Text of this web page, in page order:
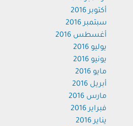
أكتوبر 2016
سبتمبر 2016
أغسطس 2016
يوليو 2016
يونيو 2016
مايو 2016
أبريل 2016
مارس 2016
فبراير 2016
يناير 2016